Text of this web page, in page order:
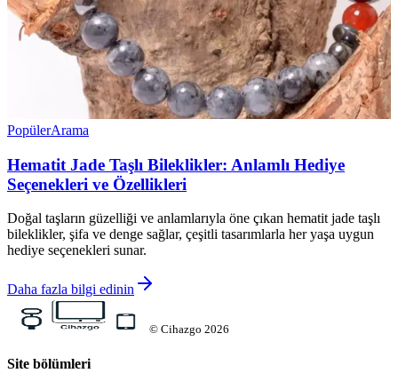
PopülerArama
Hematit Jade Taşlı Bileklikler: Anlamlı Hediye
Seçenekleri ve Özellikleri
Doğal taşların güzelliği ve anlamlarıyla öne çıkan hematit jade taşlı
bileklikler, şifa ve denge sağlar, çeşitli tasarımlarla her yaşa uygun
hediye seçenekleri sunar.
Daha fazla bilgi edinin
© Cihazgo 2026
Site bölümleri